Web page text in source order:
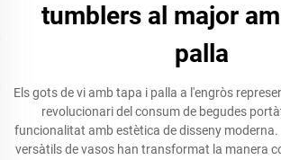
tumblers al major
palla
Els gots de vi amb tapa i palla a l'engròs
revolucionari del consum de begudes
funcionalitat amb estètica de disseny
versàtils de vasos han transformat la manera